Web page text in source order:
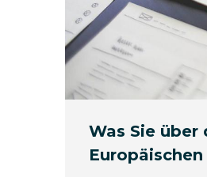
Was Sie über